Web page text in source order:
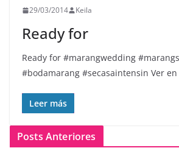
29/03/2014 Keila
Ready for
Ready for #marangwedding
#bodamarang #secasaintensin Ver
Leer más
Posts Anteriores